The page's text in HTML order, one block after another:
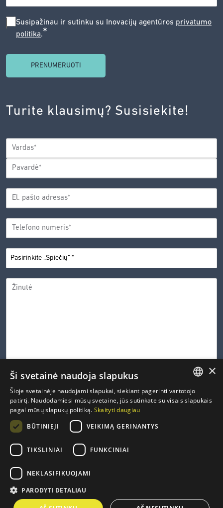
SUSIPAŽINAU
SUTINKU
AGENTŪROS
PRIVATUMO
POLITIKA.*
Susipažinau ir sutinku su Inovacijų agentūros privatumo
politika.*
Turite klausimų? Susisiekite!
VARDAS*
Vardas
EL.
ADRESAS*
TELEFONO
NUMERIS*
PASIRINKITE
„SPIEČIŲ“*
ŽINUTĖ
0 iš 600 leistinų simbolių
CAPTCHA
PRIVATUMO
POLITIKA
politika .*
LITHUANIAN
×
Ši svetainė naudoja slapukus
Šioje svetainėje naudojami slapukai, siekiant pagerinti vartotojo
patirtį. Naudodamiesi mūsų svetaine, jūs sutinkate su visais slapukais
pagal mūsų slapukų politiką. Skaityti daugiau
BŪTINIEJI
VEIKIMĄ GERINANTYS
TIKSLINIAI FUNKCINIAI
NEKLASIFIKUOJAMI
PARODYTI DETALIAU